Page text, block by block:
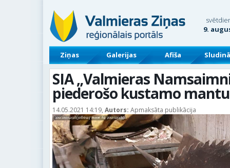
9.
Ziņas Galerijas Afiša
SIA „Valmieras
piederošo kustamo mantu
14.05.2021 14:19, Autors: Apmaksāta publikācija